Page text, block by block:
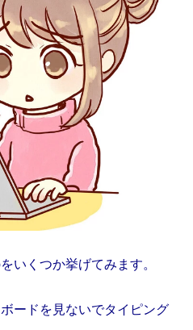
いくつか挙げてみます。
ードを見ないでタイピング